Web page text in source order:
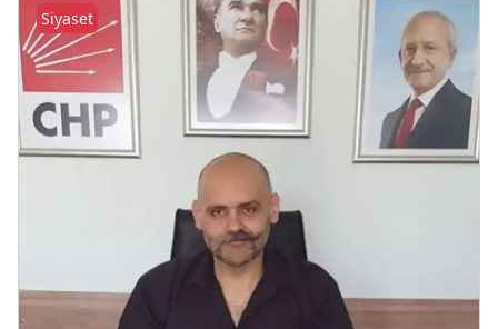
Siyaset